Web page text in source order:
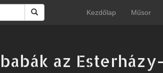
Kezdőlap Műsor
az